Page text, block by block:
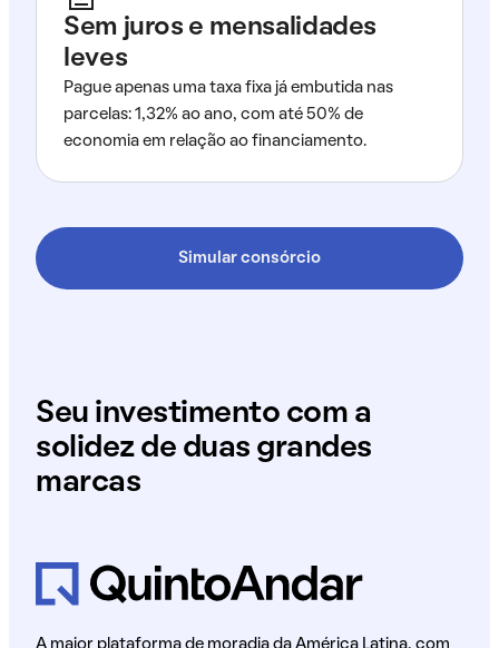
Sem juros e mensalidades
leves
Pague apenas uma taxa fixa já embutida nas
parcelas: 1,32% ao ano, com até 50% de
economia em relação ao financiamento.
Simular consórcio
Seu investimento com a
solidez de duas grandes
marcas
A maior plataforma de moradia da América Latina, com